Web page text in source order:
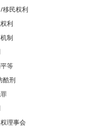
移民权利
利
制
等
酷刑
理事会